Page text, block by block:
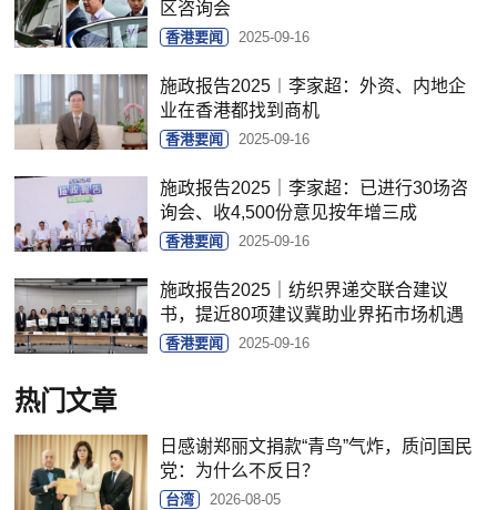
区咨询会
香港要闻 2025-09-16
施政报告2025︱李家超：外资、内地企
业在香港都找到商机
香港要闻 2025-09-16
施政报告2025｜李家超：已进行30场咨
询会、收4,500份意见按年增三成
香港要闻 2025-09-16
施政报告2025｜纺织界递交联合建议
书，提近80项建议冀助业界拓市场机遇
香港要闻 2025-09-16
热门文章
日感谢郑丽文捐款“青鸟”气炸，质问国民
党：为什么不反日？
台湾 2026-08-05